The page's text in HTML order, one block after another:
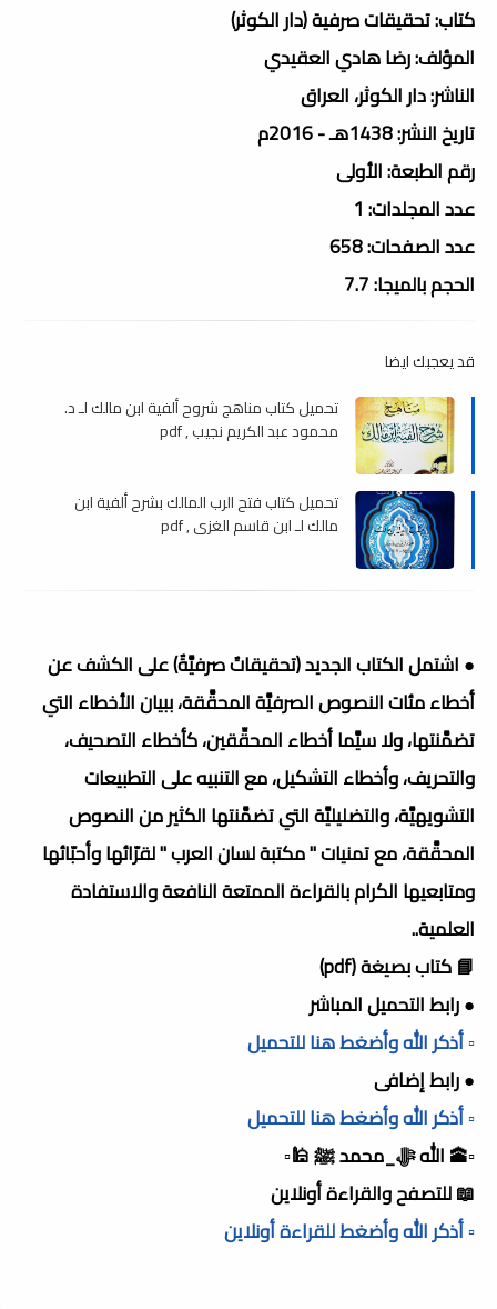
كتاب: تحقيقات صرفية (دار الكوثر)
المؤلف: رضا هادي العقيدي
الناشر: دار الكوثر، العراق
تاريخ النشر: 1438هـ - 2016م
رقم الطبعة: الأولى
عدد المجلدات: 1
عدد الصفحات: 658
الحجم بالميجا: 7.7
قد يعجبك ايضا
تحميل كتاب مناهج شروح ألفية ابن مالك لـ د.
محمود عبد الكريم نجيب , pdf
تحميل كتاب فتح الرب المالك بشرح ألفية ابن
مالك لـ ابن قاسم الغزى , pdf
● اشتمل الكتاب الجديد (تحقيقاتٌ صرفيَّةٌ) على الكشف عن
أخطاء مئات النصوص الصرفيَّة المحقَّقة، ببيان الأخطاء التي
تضمَّنتها، ولا سيَّما أخطاء المحقِّقين، كأخطاء التصحيف،
والتحريف، وأخطاء التشكيل، مع التنبيه على التطبيعات
التشويهيَّة، والتضليليَّة التي تضمَّنتها الكثير من النصوص
المحقَّقة، مع تمنيات " مكتبة لسان العرب " لقرّائها وأحبّائها
ومتابعيها الكرام بالقراءة الممتعة النافعة والاستفادة
العلمية..
📘 كتاب بصيغة (pdf)
● رابط التحميل المباشر
▫️ أذكر الله وأضغط هنا للتحميل
● رابط إضافى
▫️ أذكر الله وأضغط هنا للتحميل
▫️🕋 الله ﷻ_محمد ﷺ 🕌▫️
📖 للتصفح والقراءة أونلاين
▫️ أذكر الله وأضغط للقراءة أونلاين